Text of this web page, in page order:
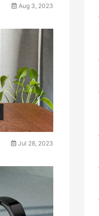
Aug 3, 2023
Jul 28, 2023